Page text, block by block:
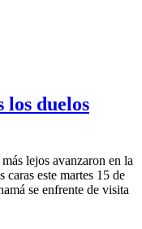
los duelos
lejos avanzaron en la
caras este martes 15 de
se enfrente de visita